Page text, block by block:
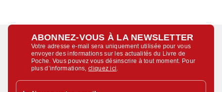
ABONNEZ-VOUS À LA NEWSLETTER
Votre adresse e-mail sera uniquement utilisée pour vous
envoyer des informations sur les actualités du Livre de
Poche. Vous pouvez vous désinscrire à tout moment. Pour
plus d’informations,cliquez ici